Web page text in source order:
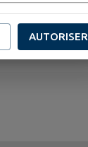
AUTORISER